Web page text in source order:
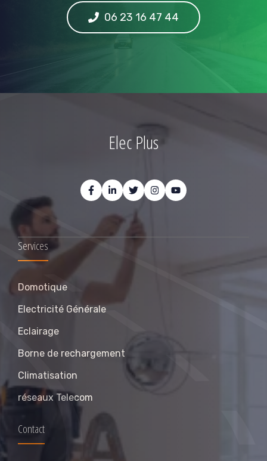
06 23 16 47 44
Elec Plus
Services
Domotique
Electricité Générale
Eclairage
Borne de rechargement
Climatisation
réseaux Telecom
Contact